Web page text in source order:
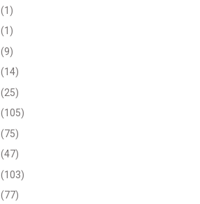
(1)
(1)
(9)
(14)
(25)
(105)
(75)
(47)
(103)
(77)